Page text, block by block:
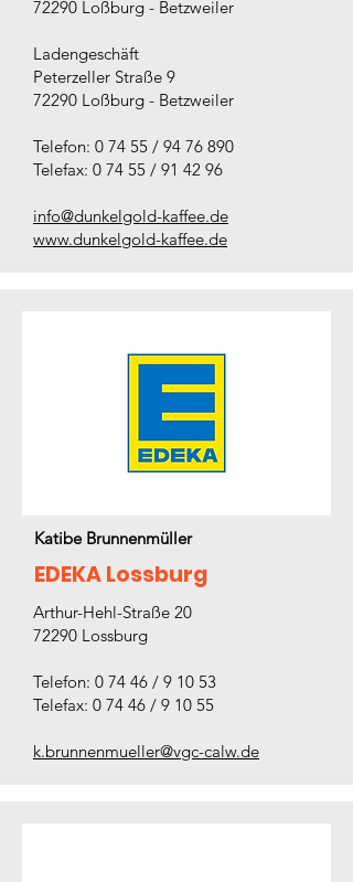
72290 Loßburg - Betzweiler
Ladengeschäft
Peterzeller Straße 9
72290 Loßburg - Betzweiler
Telefon: 0 74 55 / 94 76 890
Telefax: 0 74 55 / 91 42 96
info@dunkelgold-kaffee.de
www.dunkelgold-kaffee.de
Katibe Brunnenmüller
EDEKA Lossburg
Arthur-Hehl-Straße 20
72290 Lossburg
Telefon: 0 74 46 / 9 10 53
Telefax: 0 74 46 / 9 10 55
k.brunnenmueller@vgc-calw.de